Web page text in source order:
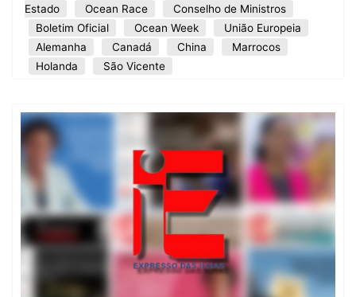
Estado
Ocean Race
Conselho de Ministros
Boletim Oficial
Ocean Week
União Europeia
Alemanha
Canadá China
Marrocos
Holanda
São Vicente